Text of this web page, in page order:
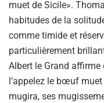
muet de Sicile».
habitudes de la
comme timide et
particulièrement
Albert le Grand affirme
l’appelez le bœuf
mugira, ses